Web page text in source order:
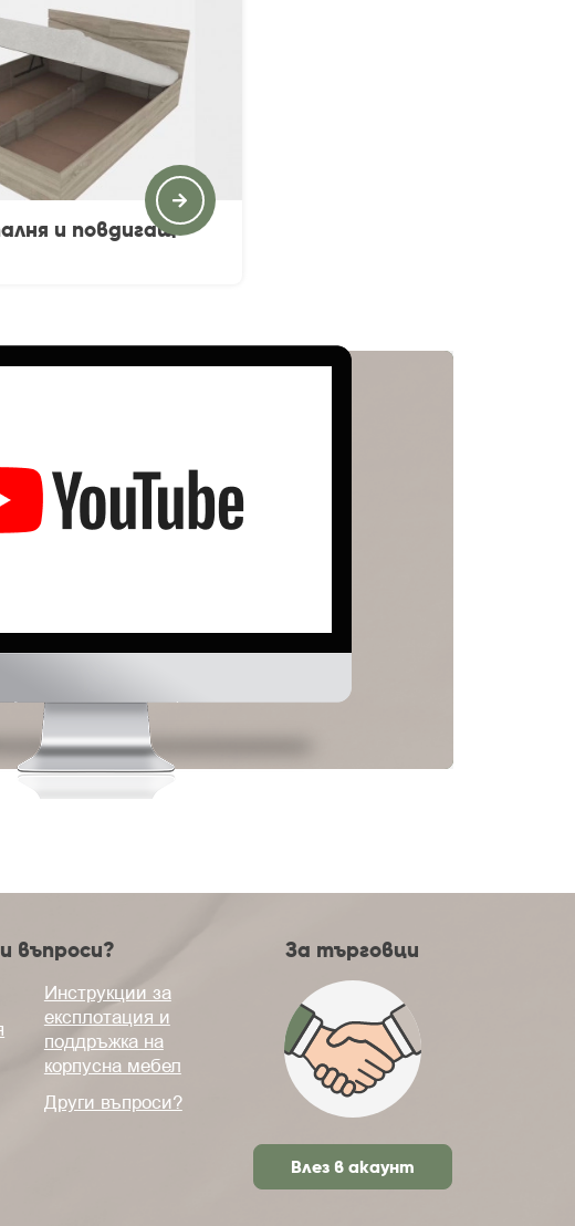
и повдигащ
въпроси?
Инструкции за
експлотация и
поддръжка на
корпусна мебел
Други въпроси?
За търговци
Влез в акаунт